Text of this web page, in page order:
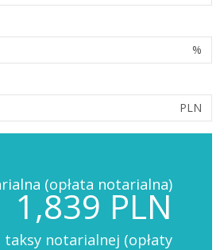
%
PLN
(opłata notarialna)
1,839 PLN
taksy notarialnej (opłaty